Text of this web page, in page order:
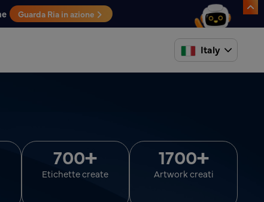
Guarda Ria in azione
Italy
700+
Etichette create
1700+
Artwork creati